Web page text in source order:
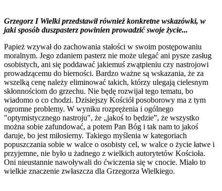
Grzegorz I Wielki przedstawił również konkretne wskazówki, w
jaki sposób duszpasterz powinien prowadzić swoje życie...
Papież wzywał do zachowania stałości w swoim postępowaniu
moralnym. Jego zdaniem pasterz nie może ulegać ani pysze zasług
osobistych, ani się poddawać jakiemuś zwątpieniu czy nastrojowi
prowadzącemu do bierności. Bardzo ważne są wskazania, że za
wszelką cenę należy eliminować takich, którzy ulegają cielesnym
skłonnościom do grzechu. Nie będę rozwijał tego tematu, bo
wiadomo o co chodzi. Dzisiejszy Kościół posoborowy ma z tym
ogromne problemy. W wyniku rozprężenia i ogólnego
"optymistycznego nastroju", że „jakoś to będzie”, że wszystko
można sobie zafundować, a potem Pan Bóg i tak nam to jakoś
daruje, bo jest miłosierny. Takiego myślenia w kategoriach
popuszczania sobie w walce o osobisty cel, w walce o życie łatwe i
przyjemne, nie było u żadnego z wielkich autorytetów Kościoła.
Oni nieustannie nawoływali do ćwiczenia się w cnocie. Miało to
wielkie znaczenie zwłaszcza dla Grzegorza Wielkiego.